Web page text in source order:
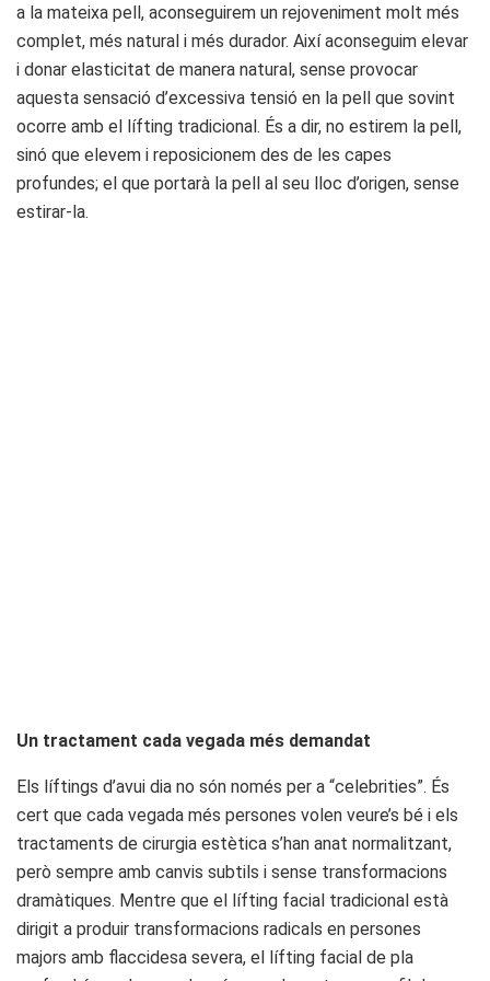
a la mateixa pell, aconseguirem un rejoveniment molt més
complet, més natural i més durador. Així aconseguim elevar
i donar elasticitat de manera natural, sense provocar
aquesta sensació d’excessiva tensió en la pell que sovint
ocorre amb el lífting tradicional. És a dir, no estirem la pell,
sinó que elevem i reposicionem des de les capes
profundes; el que portarà la pell al seu lloc d’origen, sense
estirar-la.
Un tractament cada vegada més demandat
Els líftings d’avui dia no són només per a “celebrities”. És
cert que cada vegada més persones volen veure’s bé i els
tractaments de cirurgia estètica s’han anat normalitzant,
però sempre amb canvis subtils i sense transformacions
dramàtiques. Mentre que el lífting facial tradicional està
dirigit a produir transformacions radicals en persones
majors amb flaccidesa severa, el lífting facial de pla